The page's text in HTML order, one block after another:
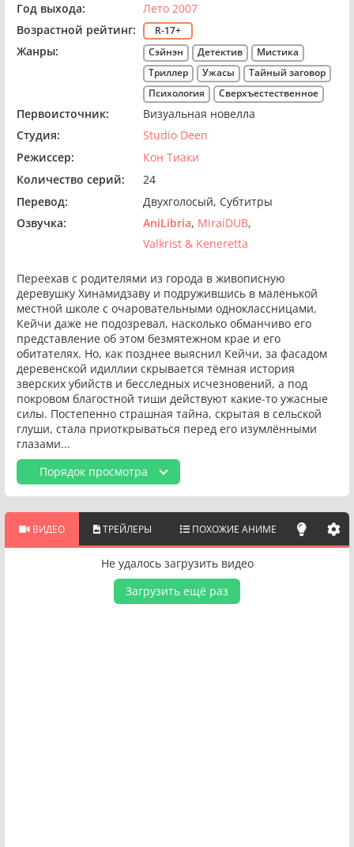
Год выхода:
Лето 2007
Возрастной рейтинг:
R-17+
Жанры: Сэйнэн Детектив
Мистика
Триллер
Ужасы
Тайный заговор
Психология
Сверхъестественное
Первоисточник:
Визуальная новелла
Студия:
Studio Deen
Режиссер:
Кон Тиаки
Количество серий:
24
Перевод:
Двухголосый Субтитры
Озвучка:
AniLibria MiraiDUB
Valkrist & Keneretta
Переехав с родителями из города в живописную
деревушку Хинамидзаву и подружившись в маленькой
местной школе с очаровательными одноклассницами,
Кейчи даже не подозревал, насколько обманчиво его
представление об этом безмятежном крае и его
обитателях. Но, как позднее выяснил Кейчи, за фасадом
деревенской идиллии скрывается тёмная история
зверских убийств и бесследных исчезновений, а под
покровом благостной тиши действуют какие-то ужасные
силы. Постепенно страшная тайна, скрытая в сельской
глуши, стала приоткрываться перед его изумлёнными
глазами...
Порядок просмотра
ВИДЕО ТРЕЙЛЕРЫ ПОХОЖИЕ АНИМЕ
Не удалось загрузить видео
Загрузить ещё раз